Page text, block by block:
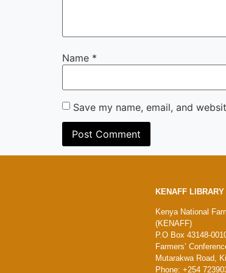
Name *
Save my name, email, and
KENAFF LIBRARY
Kenya National
(KENAFF)
P.O Box 43148-
Farmers’
Mutarakwa Road,
Phone: +254